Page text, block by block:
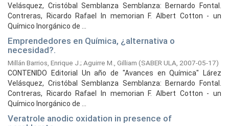
Velásquez, Cristóbal Semblanza Semblanza: Bernardo Fontal.
Contreras, Ricardo Rafael In memorian F. Albert Cotton - un
Químico Inorgánico de ...
Emprendedores en Química, ¿alternativa o
necesidad?.
Millán Barrios, Enrique J. ; Aguirre M., Gilliam (SABER ULA, 2007-05-17)
CONTENIDO Editorial Un año de "Avances en Química" Lárez
Velásquez, Cristóbal Semblanza Semblanza: Bernardo Fontal.
Contreras, Ricardo Rafael In memorian F. Albert Cotton - un
Químico Inorgánico de ...
Veratrole anodic oxidation in presence of